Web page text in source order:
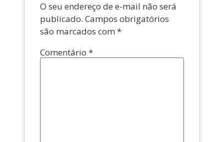
O seu endereço de e-mail não será
publicado. Campos obrigatórios
são marcados com *
Comentário *